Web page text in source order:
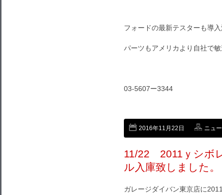
フォードの最新テスターも導
パーツもアメリカより自社で
03-5607ー3344
2016年11月22日 ニュ
11/22 2011ｙシボ
ル入庫致しました。
ガレージダイバン東京店に